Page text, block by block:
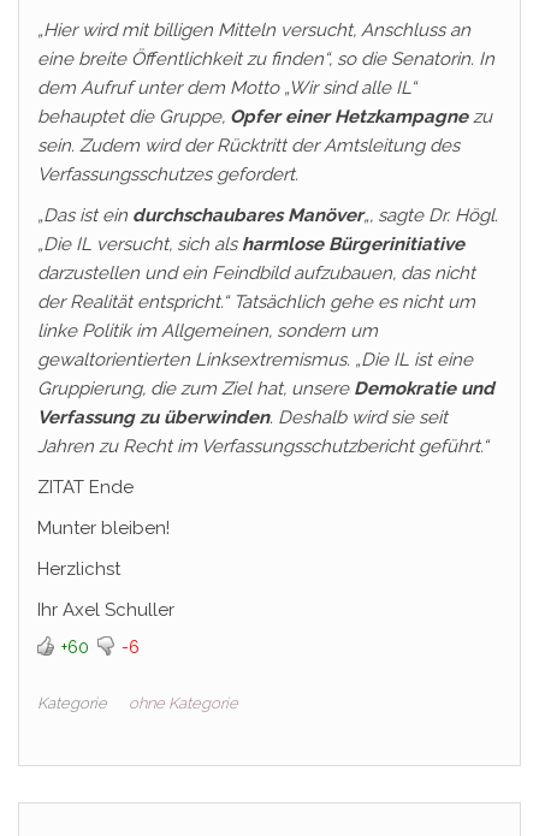
„Hier wird mit billigen Mitteln versucht, Anschluss an
eine breite Öffentlichkeit zu finden“, so die Senatorin. In
dem Aufruf unter dem Motto „Wir sind alle IL“
behauptet die Gruppe, Opfer einer Hetzkampagnezu
sein. Zudem wird der Rücktritt der Amtsleitung des
Verfassungsschutzes gefordert.
„Das ist ein durchschaubares Manöver„, sagte Dr. Högl.
„Die IL versucht, sich als harmlose Bürgerinitiative
darzustellen und ein Feindbild aufzubauen, das nicht
der Realität entspricht.“ Tatsächlich gehe es nicht um
linke Politik im Allgemeinen, sondern um
gewaltorientierten Linksextremismus. „Die IL ist eine
Gruppierung, die zum Ziel hat, unsere Demokratie und
Verfassung zu überwinden. Deshalb wird sie seit
Jahren zu Recht im Verfassungsschutzbericht geführt.“
ZITAT Ende
Munter bleiben!
Herzlichst
Ihr Axel Schuller
+60 -6
Kategorie ohne Kategorie